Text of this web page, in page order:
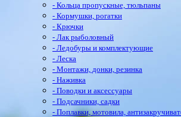
- Кольца пропускные, тюльпаны
- Кормушки, рогатки
- Крючки
- Лак рыболовный
- Ледобуры и комплектующие
- Леска
- Монтажи, донки, резинка
- Наживка
- Поводки и аксессуары
- Подсачники, садки
- Поплавки, мотовила,